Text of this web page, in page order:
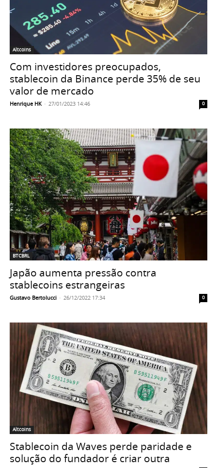
Altcoins
Com investidores preocupados,
stablecoin da Binance perde 35% de seu
valor de mercado
Henrique HK - 27/01/2023 14:46 0
BTCBRL
Japão aumenta pressão contra
stablecoins estrangeiras
Gustavo Bertolucci - 26/12/2022 17:34 0
Altcoins
Stablecoin da Waves perde paridade e
solução do fundador é criar outra